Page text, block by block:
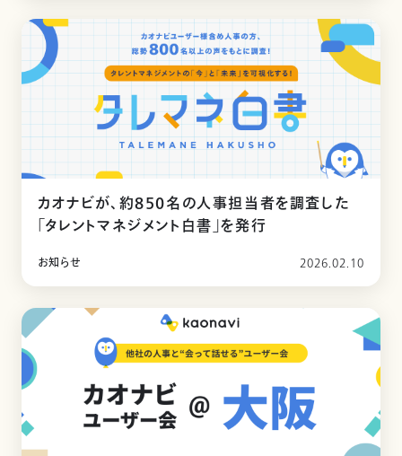
カオナビが、約850名の人事担当者を調査した
「タレントマネジメント白書」を発行
お知らせ 2026.02.10